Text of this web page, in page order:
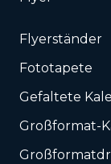
Flyerständer
Fototapete
Gefaltete
Großformat-